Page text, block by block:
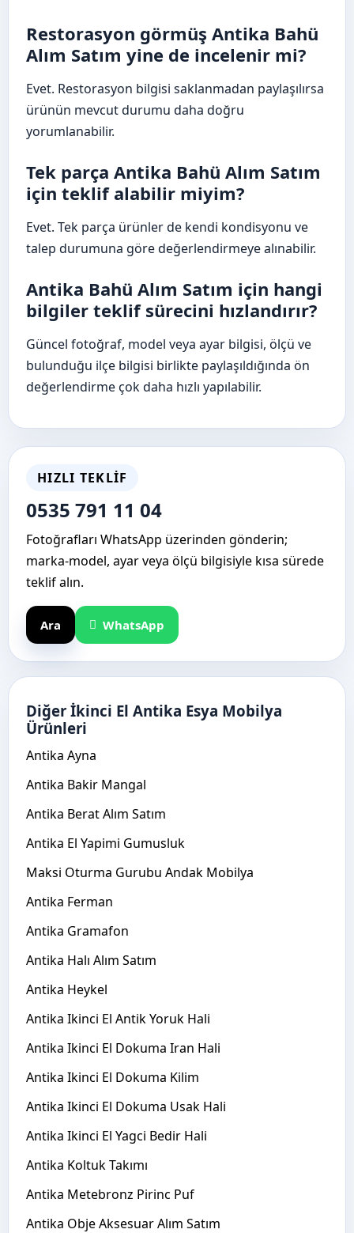
Restorasyon görmüş Antika Bahü
Alım Satım yine de incelenir mi?
Evet. Restorasyon bilgisi saklanmadan paylaşılırsa
ürünün mevcut durumu daha doğru
yorumlanabilir.
Tek parça Antika Bahü Alım Satım
için teklif alabilir miyim?
Evet. Tek parça ürünler de kendi kondisyonu ve
talep durumuna göre değerlendirmeye alınabilir.
Antika Bahü Alım Satım için hangi
bilgiler teklif sürecini hızlandırır?
Güncel fotoğraf, model veya ayar bilgisi, ölçü ve
bulunduğu ilçe bilgisi birlikte paylaşıldığında ön
değerlendirme çok daha hızlı yapılabilir.
HIZLI TEKLIF
0535 791 11 04
Fotoğrafları WhatsApp üzerinden gönderin;
marka-model, ayar veya ölçü bilgisiyle kısa sürede
teklif alın.
Ara WhatsApp
Diğer İkinci El Antika Esya Mobilya
Ürünleri
Antika Ayna
Antika Bakir Mangal
Antika Berat Alım Satım
Antika El Yapimi Gumusluk
Maksi Oturma Gurubu Andak Mobilya
Antika Ferman
Antika Gramafon
Antika Halı Alım Satım
Antika Heykel
Antika Ikinci El Antik Yoruk Hali
Antika Ikinci El Dokuma Iran Hali
Antika Ikinci El Dokuma Kilim
Antika Ikinci El Dokuma Usak Hali
Antika Ikinci El Yagci Bedir Hali
Antika Koltuk Takımı
Antika Metebronz Pirinc Puf
Antika Obje Aksesuar Alım Satım